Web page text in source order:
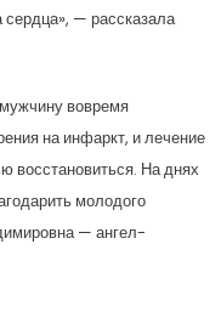
— рассказала
вовремя
на инфаркт, и лечение
восстановиться. На днях
молодого
— ангел-